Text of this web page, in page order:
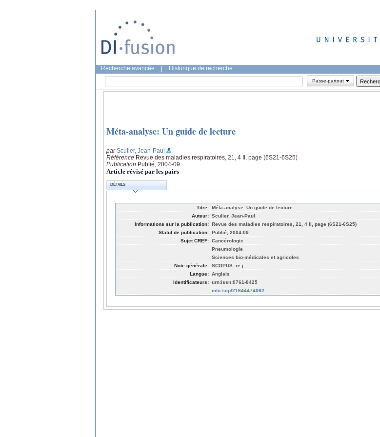
Recherche avancée Historique de recherche
Passe-partout
Méta-analyse: Un guide de lecture
parSculier, Jean-Paul
Référence Revue des maladies respiratoires, 21, 4 II, page (6S21-6S25)
Publication Publié, 2004-09
Article révisé par les pairs
DÉTAILS
Titre: Méta-analyse: Un guide de lecture
Auteur: Sculier, Jean-Paul
Informations sur la publication: Revue des maladies respiratoires, 21, 4 II, page (6S21-6S25)
Statut de publication: Publié, 2004-09
Sujet CREF: Cancérologie
Pneumologie
Sciences bio-médicales et agricoles
Note générale: SCOPUS: re.j
Langue: Anglais
Identificateurs: urn:issn:0761-8425
info:scp/21644474062